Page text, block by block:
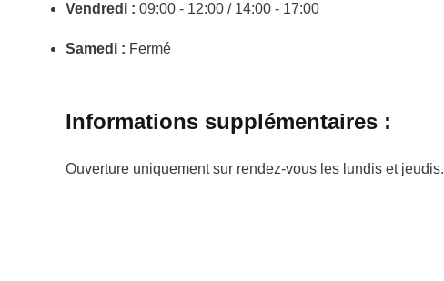
Vendredi : 09:00 - 12:00 / 14:00 - 17:00
Samedi : Fermé
Informations supplémentaires :
Ouverture uniquement sur rendez-vous les lundis et jeudis.